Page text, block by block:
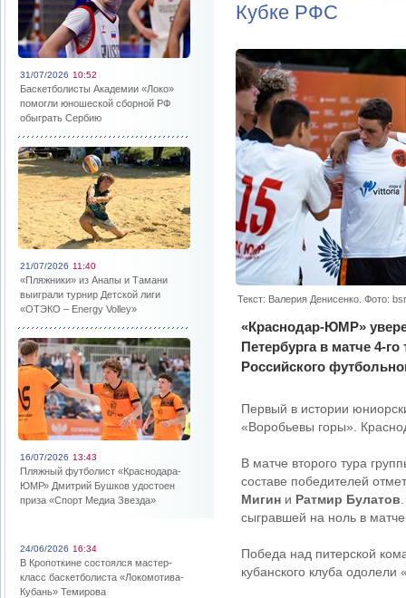
31/07/2026 10:52
Баскетболисты Академии «Локо»
помогли юношеской сборной РФ
обыграть Сербию
21/07/2026 11:40
«Пляжники» из Анапы и Тамани
выиграли турнир Детской лиги
«ОТЭКО – Energy Volley»
16/07/2026 13:43
Пляжный футболист «Краснодара-
ЮМР» Дмитрий Бушков удостоен
приза «Спорт Медиа Звезда»
24/06/2026 16:34
В Кропоткине состоялся мастер-
класс баскетболиста «Локомотива-
Кубань» Темирова
Кубке РФС
Текст: Валерия Денисенко. Фото:
«Краснодар-ЮМР»
Петербурга в матче 4-го
Российского
Первый в истории
«Воробьевы горы».
В матче второго тура
составе победителей
Мигин и Ратмир Булатов
сыгравшей на ноль в
Победа над питерской
кубанского клуба